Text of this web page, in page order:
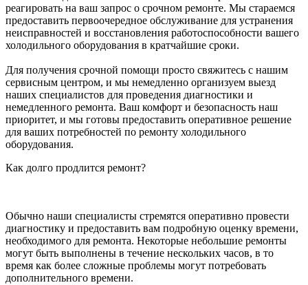
реагировать на ваш запрос о срочном ремонте. Мы стараемся
предоставить первоочередное обслуживание для устранения
неисправностей и восстановления работоспособности вашего
холодильного оборудования в кратчайшие сроки.
Для получения срочной помощи просто свяжитесь с нашим
сервисным центром, и мы немедленно организуем выезд
наших специалистов для проведения диагностики и
немедленного ремонта. Ваш комфорт и безопасность наш
приоритет, и мы готовы предоставить оперативное решение
для ваших потребностей по ремонту холодильного
оборудования.
Как долго продлится ремонт?
Обычно наши специалисты стремятся оперативно провести
диагностику и предоставить вам подробную оценку времени,
необходимого для ремонта. Некоторые небольшие ремонты
могут быть выполнены в течение нескольких часов, в то
время как более сложные проблемы могут потребовать
дополнительного времени.